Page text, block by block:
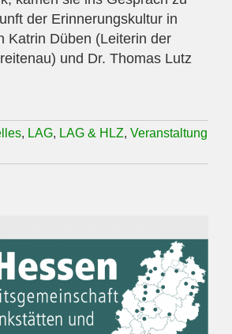
der Erinnerungskultur in
Katrin Düben (Leiterin der
und Dr. Thomas Lutz
, LAG, LAG & HLZ, Veranstaltung